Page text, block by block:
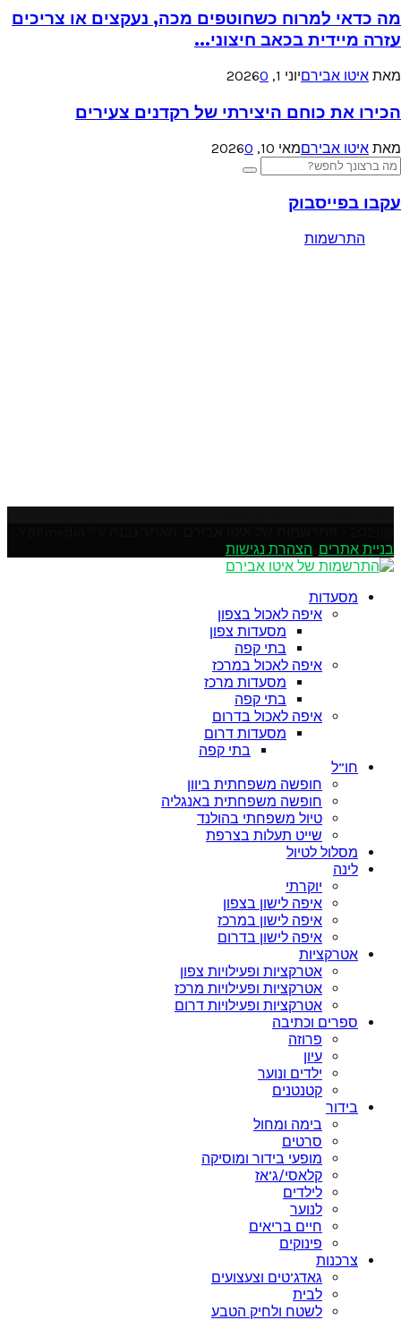
מה כדאי למרוח כשחוטפים מכה, נעקצים או צריכים
עזרה מיידית בכאב חיצוני...
מאת איטו אבירםיוני 1, 2026 0
הכירו את כוחם היצירתי של רקדנים צעירים
מאת איטו אבירםמאי 10, 2026
0
Search
for:
Search
עקבו בפייסבוק
התרשמות
בניית אתרים הצהרת נגישות
מסעדות
איפה לאכול בצפון
מסעדות צפון
בתי קפה
איפה לאכול במרכז
מסעדות מרכז
בתי קפה
איפה לאכול בדרום
מסעדות דרום
בתי קפה
חו”ל
חופשה משפחתית ביוון
חופשה משפחתית באנגליה
טיול משפחתי בהולנד
שייט תעלות בצרפת
מסלול לטיול
לינה
יוקרתי
איפה לישון בצפון
איפה לישון במרכז
איפה לישון בדרום
אטרקציות
אטרקציות ופעילויות צפון
אטרקציות ופעילויות מרכז
אטרקציות ופעילויות דרום
ספרים וכתיבה
פרוזה
עיון
ילדים ונוער
קטנטנים
בידור
בימה ומחול
סרטים
מופעי בידור ומוסיקה
קלאסי/ג’אז
לילדים
לנוער
חיים בריאים
פינוקים
צרכנות
גאדג’טים וצעצועים
לבית
לשטח ולחיק הטבע